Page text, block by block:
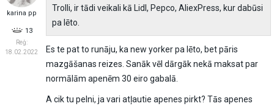
karina pp
13
Reģ:
18.02.2022
Trolli, ir tādi veikali kā Lidl, Pepco, AliexPress, kur dabūsi
pa lēto.
Es te pat to runāju, ka new yorker pa lēto, bet pāris
mazgāšanas reizes. Sanāk vēl dārgāk nekā maksat par
normālām apenēm 30 eiro gabalā.
A cik tu pelni, ja vari atļautie apenes pirkt? Tās apenes